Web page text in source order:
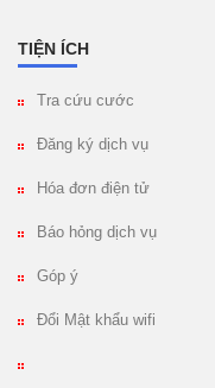
TIỆN ÍCH
Tra cứu cước
Đăng ký dịch vụ
Hóa đơn điện tử
Báo hỏng dịch vụ
Góp ý
Đổi Mật khẩu wifi